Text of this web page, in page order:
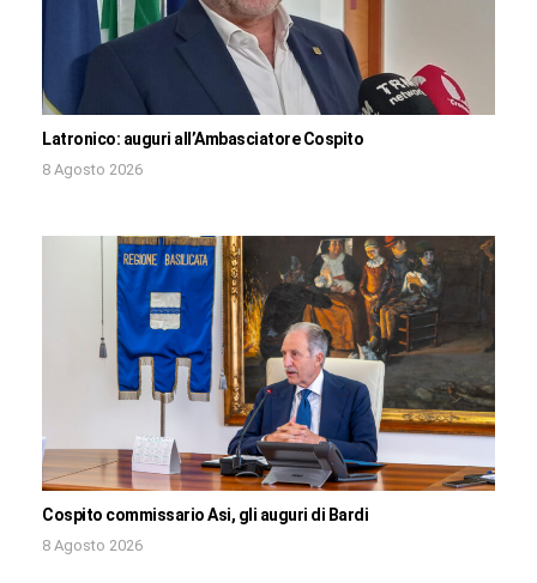
Latronico: auguri all’Ambasciatore Cospito
8 Agosto 2026
Cospito commissario Asi, gli auguri di Bardi
8 Agosto 2026